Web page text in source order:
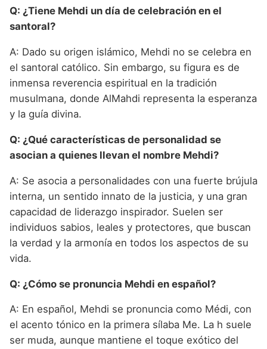
Q: ¿Tiene Mehdi un día de celebración en el
santoral?
A: Dado su origen islámico, Mehdi no se celebra en
el santoral católico. Sin embargo, su figura es de
inmensa reverencia espiritual en la tradición
musulmana, donde AlMahdi representa la esperanza
y la guía divina.
Q: ¿Qué características de personalidad se
asocian a quienes llevan el nombre Mehdi?
A: Se asocia a personalidades con una fuerte brújula
interna, un sentido innato de la justicia, y una gran
capacidad de liderazgo inspirador. Suelen ser
individuos sabios, leales y protectores, que buscan
la verdad y la armonía en todos los aspectos de su
vida.
Q: ¿Cómo se pronuncia Mehdi en español?
A: En español, Mehdi se pronuncia como Médi, con
el acento tónico en la primera sílaba Me. La h suele
ser muda, aunque mantiene el toque exótico del